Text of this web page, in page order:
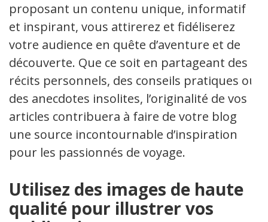
proposant un contenu unique, informatif
et inspirant, vous attirerez et fidéliserez
votre audience en quête d’aventure et de
découverte. Que ce soit en partageant des
récits personnels, des conseils pratiques ou
des anecdotes insolites, l’originalité de vos
articles contribuera à faire de votre blog
une source incontournable d’inspiration
pour les passionnés de voyage.
Utilisez des images de haute
qualité pour illustrer vos